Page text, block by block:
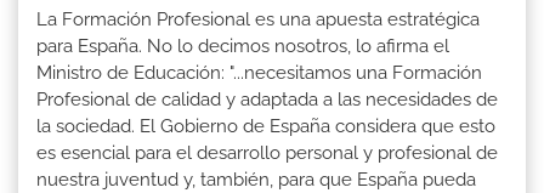
La Formación Profesional es una apuesta estratégica
para España. No lo decimos nosotros, lo afirma el
Ministro de Educación: "...necesitamos una Formación
Profesional de calidad y adaptada a las necesidades de
la sociedad. El Gobierno de España considera que esto
es esencial para el desarrollo personal y profesional de
nuestra juventud y, también, para que España pueda